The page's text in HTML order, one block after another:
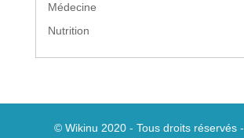
Médecine
Nutrition
© Wikinu 2020 - Tous droits réservés -